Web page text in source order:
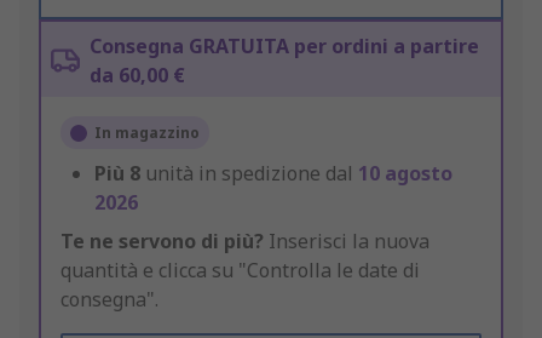
Consegna GRATUITA per ordini a partire
da 60,00 €
In magazzino
Più 8 unità in spedizione dal 10 agosto
2026
Te ne servono di più? Inserisci la nuova
quantità e clicca su "Controlla le date di
consegna".